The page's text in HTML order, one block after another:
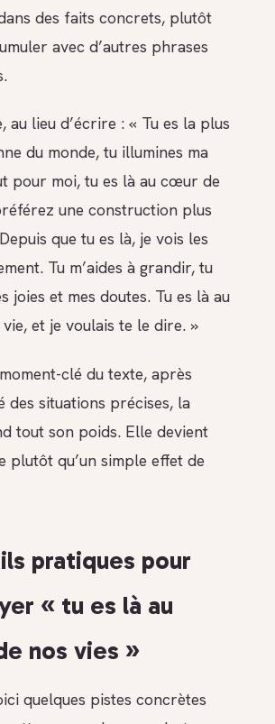
des faits concrets, plutôt
avec d’autres phrases
au lieu d’écrire : « Tu es la plus
du monde, tu illumines ma
pour moi, tu es là au cœur de
une construction plus
que tu es là, je vois les
Tu m’aides à grandir, tu
joies et mes doutes. Tu es là au
et je voulais te le dire. »
clé du texte, après
des situations précises, la
tout son poids. Elle devient
plutôt qu’un simple effet de
pratiques pour
« tu es là au
nos vies »
quelques pistes concrètes